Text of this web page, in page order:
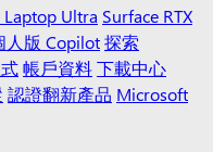
Laptop Ultra Surface RTX
人版 Copilot探索
帳戶資料下載中心
認證翻新產品 Microsoft